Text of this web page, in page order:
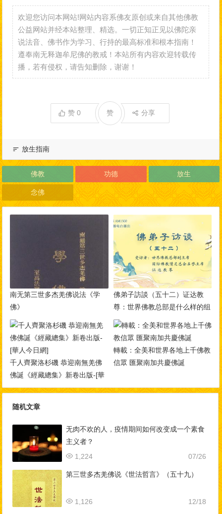
欢迎您访问本网站!网站内容系佛友原创或来自其他佛教
公益网站并经本站整理、精选。一切正知正见以佛陀亲
说法音、佛书作为学习、行持的最高标准和根本指南！
遵奉南无释迦牟尼佛的教戒！本站所有内容欢迎转载传
播，若有侵权，请告知删除，谢谢！
赞0 分享
赞
放生指南
佛教 功德 放生
念佛
南无第三世多杰羌佛说法《学
佛》
佛弟子訪談（五十二）证达教
尊：世界佛教总部是什么样的组
织？佛教与其他宗教的区别？佛
千人齊聚洛杉磯 恭迎南無羌佛
佛誕《經藏總集》新卷出版-[華
人今日網]
轉載：全美和世界各地上千佛教
信眾 匯聚南加共慶佛誕
随机文章
无肉不欢的人，疫情期间如何改变成一个素食
主义者？
07/26
1,224
第三世多杰羌佛说《世法哲言》（五十九）
12/18
1,126